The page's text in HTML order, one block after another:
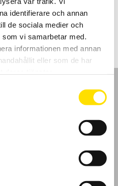
identifierare och annan
de sociala medier och
vi samarbetar med.
informationen med annan
eller som de har
Prisintervall:
10,995.00 kr
11,690.00 kr
LÄS MER